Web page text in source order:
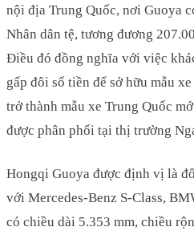
nội địa Trung Quốc, nơi Guoya
Nhân dân tệ, tương đương
Điều đó đồng nghĩa với việc
gấp đôi số tiền để sở hữu mẫu
trở thành mẫu xe Trung Quốc
được phân phối tại thị trường
Hongqi Guoya được định vị là
với Mercedes-Benz S-Class,
có chiều dài 5.353 mm, chiều